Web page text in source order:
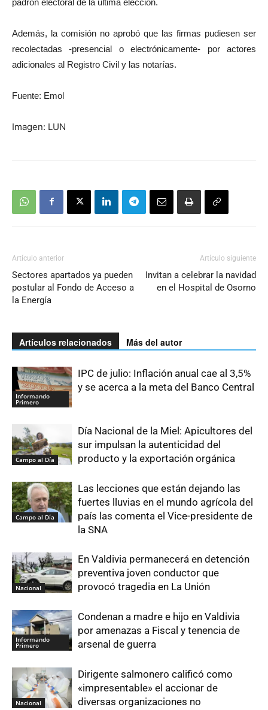
Además, la comisión no aprobó que las firmas pudiesen ser
recolectadas -presencial o electrónicamente- por actores
adicionales al Registro Civil y las notarías.
Fuente: Emol
Imagen: LUN
Artículo anterior
Sectores apartados ya pueden
postular al Fondo de Acceso a
la Energía
Artículo siguiente
Invitan a celebrar la navidad
en el Hospital de Osorno
Artículos relacionados Más del autor
Informando
Primero
IPC de julio: Inflación anual cae al 3,5%
y se acerca a la meta del Banco Central
Campo al Día
Día Nacional de la Miel: Apicultores del
sur impulsan la autenticidad del
producto y la exportación orgánica
Campo al Día
Las lecciones que están dejando las
fuertes lluvias en el mundo agrícola del
país las comenta el Vice-presidente de
la SNA
Nacional
En Valdivia permanecerá en detención
preventiva joven conductor que
provocó tragedia en La Unión
Informando
Primero
Condenan a madre e hijo en Valdivia
por amenazas a Fiscal y tenencia de
arsenal de guerra
Nacional
Dirigente salmonero calificó como
«impresentable» el accionar de
diversas organizaciones no